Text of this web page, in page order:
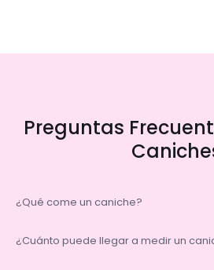
Preguntas
¿Qué come un caniche?
¿Cuánto puede llegar a medir un